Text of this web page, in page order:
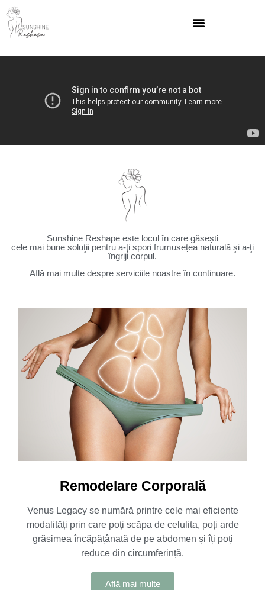
Sunshine Reshape este locul în care găsești
cele mai bune soluţii pentru a-ţi spori frumusețea naturală şi a-ţi
îngriji corpul.
Află mai multe despre serviciile noastre în continuare.
Remodelare Corporală
Venus Legacy se numără printre cele mai eficiente
modalități prin care poți scăpa de celulita, poți arde
grăsimea încăpățânată de pe abdomen și îți poți
reduce din circumferință.
Află mai multe